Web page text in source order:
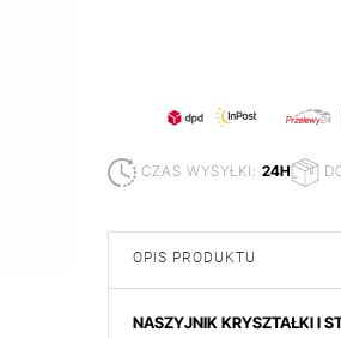
CZAS WYSYŁKI: 24H
OPIS PRODUKTU
NASZYJNIK KRYSZTAŁKI I